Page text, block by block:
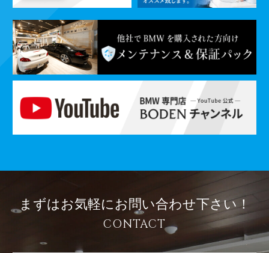
まずはお気軽にお問い合わせ下さい！
CONTACT